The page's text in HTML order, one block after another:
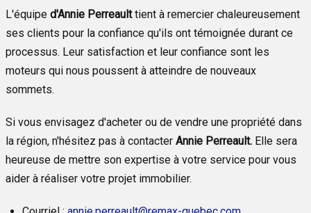
L'équipe d'Annie Perreaulttient à remercier chaleureusement
ses clients pour la confiance qu'ils ont témoignée durant ce
processus. Leur satisfaction et leur confiance sont les
moteurs qui nous poussent à atteindre de nouveaux
sommets.
Si vous envisagez d'acheter ou de vendre une propriété dans
la région, n'hésitez pas à contacter Annie Perreault. Elle sera
heureuse de mettre son expertise à votre service pour vous
aider à réaliser votre projet immobilier.